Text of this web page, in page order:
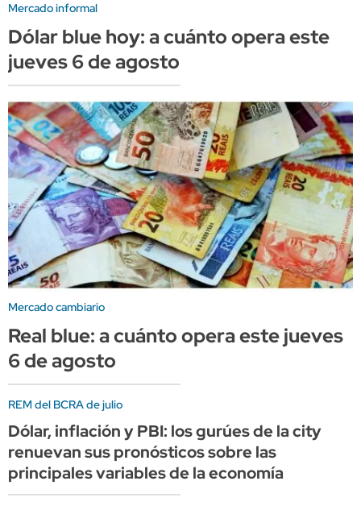
Mercado informal
Dólar blue hoy: a cuánto opera este
jueves 6 de agosto
Mercado cambiario
Real blue: a cuánto opera este jueves
6 de agosto
REM del BCRA de julio
Dólar, inflación y PBI: los gurúes de la city
renuevan sus pronósticos sobre las
principales variables de la economía